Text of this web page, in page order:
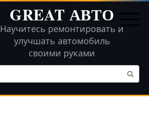
GREAT АВТО
Научитесь ремонтировать и
улучшать автомобиль
своими руками